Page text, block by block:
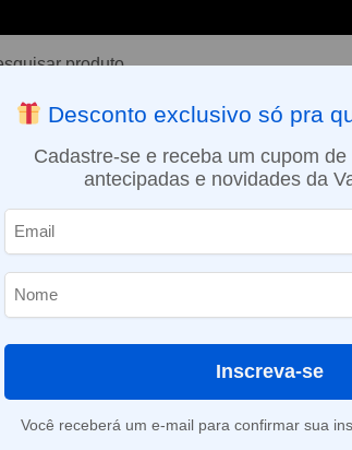
VAPORIZADOR DE ERVAS E-LIQUÍDOS
MESMO DIA EM SÃO PAULO (SEG A SEX):
Tampa do compartimento de bateria do Drag 2 –
Desconto exclusivo só pra
Cadastre-se e receba um cupom
antecipadas e novidades da
Inscreva-se
Você receberá um e-mail para confirmar sua